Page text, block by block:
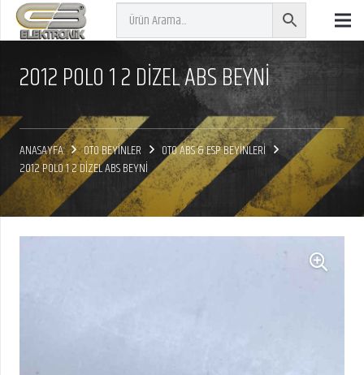
2012 POLO 1 2 DİZEL ABS BEYNİ
ANASAYFA OTO BEYİNLER
OTO ABS & ESP BEYİNLERİ
2012 POLO 1 2 DİZEL ABS BEYNİ